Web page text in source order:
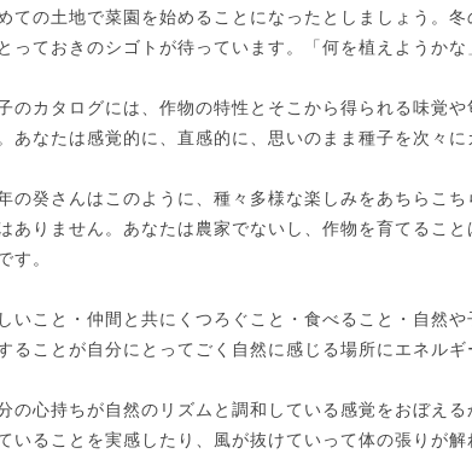
ての土地で菜園を始めることになったとしましょう。
っておきのシゴトが待っています。「何を植えようかな
のカタログには、作物の特性とそこから得られる味覚
あなたは感覚的に、直感的に、思いのまま種子を次々に
の癸さんはこのように、種々多様な楽しみをあちらこ
ありません。あなたは農家でないし、作物を育てるこ
す。
いこと・仲間と共にくつろぐこと・食べること・自然
ることが自分にとってごく自然に感じる場所にエネルギ
の心持ちが自然のリズムと調和している感覚をおぼえ
いることを実感したり、風が抜けていって体の張りが解